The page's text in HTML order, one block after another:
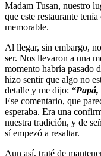
Madam Tusan, nuestro
que este restaurante
memorable.
Al llegar, sin embargo,
ser. Nos llevaron a una
momento habría pasado
hizo sentir que algo no
detalle y me dijo:
Ese comentario, que
esperaba. Era una
nuestra tradición, y de
sí empezó a resaltar.
Aun así, traté de